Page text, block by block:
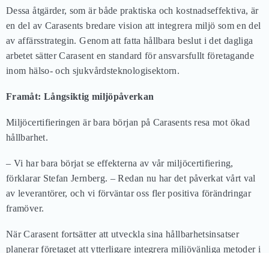
Dessa åtgärder, som är både praktiska och kostnadseffektiva, är
en del av Carasents bredare vision att integrera miljö som en del
av affärsstrategin. Genom att fatta hållbara beslut i det dagliga
arbetet sätter Carasent en standard för ansvarsfullt företagande
inom hälso- och sjukvårdsteknologisektorn.
Framåt: Långsiktig miljöpåverkan
Miljöcertifieringen är bara början på Carasents resa mot ökad
hållbarhet.
– Vi har bara börjat se effekterna av vår miljöcertifiering,
förklarar Stefan Jernberg. – Redan nu har det påverkat vårt val
av leverantörer, och vi förväntar oss fler positiva förändringar
framöver.
När Carasent fortsätter att utveckla sina hållbarhetsinsatser
planerar företaget att ytterligare integrera miljövänliga metoder i